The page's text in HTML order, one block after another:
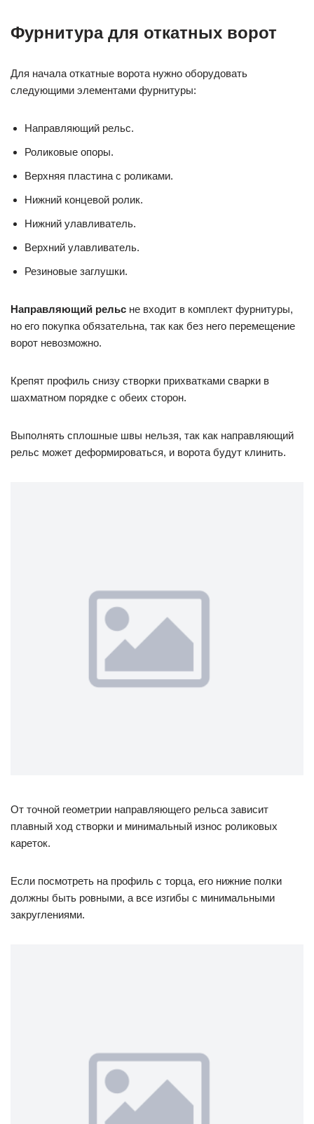
Фурнитура для откатных ворот
Для начала откатные ворота нужно оборудовать
следующими элементами фурнитуры:
Направляющий рельс.
Роликовые опоры.
Верхняя пластина с роликами.
Нижний концевой ролик.
Нижний улавливатель.
Верхний улавливатель.
Резиновые заглушки.
Направляющий рельс не входит в комплект фурнитуры,
но его покупка обязательна, так как без него перемещение
ворот невозможно.
Крепят профиль снизу створки прихватками сварки в
шахматном порядке с обеих сторон.
Выполнять сплошные швы нельзя, так как направляющий
рельс может деформироваться, и ворота будут клинить.
От точной геометрии направляющего рельса зависит
плавный ход створки и минимальный износ роликовых
кареток.
Если посмотреть на профиль с торца, его нижние полки
должны быть ровными, а все изгибы с минимальными
закруглениями.